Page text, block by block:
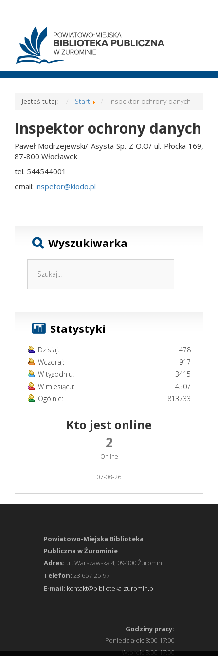
Jesteś tutaj: Start Inspektor ochrony danych
Inspektor ochrony danych
Paweł Modrzejewski/ Asysta Sp. Z O.O/ ul. Płocka 169,
87-800 Włocławek
tel. 544544001
email: inspetor@kiodo.pl
Wyszukiwarka
Statystyki
Dzisiaj:
478
Wczoraj:
917
W tygodniu:
3415
W miesiącu:
4507
Ogólnie:
813733
Kto jest online
2
Online
07-08-26
Powiatowo-Miejska Biblioteka
Publiczna w Żurominie
Adres: ul. Warszawska 4, 09-300 Żuromin
Telefon: 23 657-25-97
E-mail: kontakt@biblioteka-zuromin.pl
Godziny pracy:
Poniedziałek: 8:00-17:00
Wtorek: 8:00-17:00